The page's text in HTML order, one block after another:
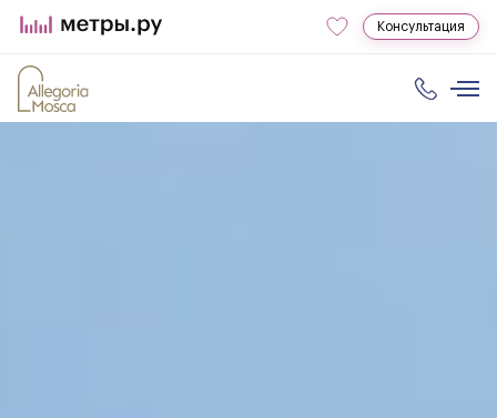
Консультация